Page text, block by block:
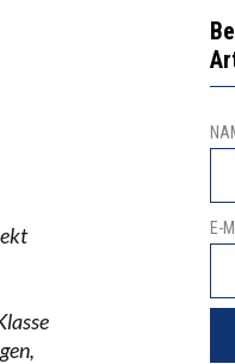
DIE INVESTITIONEN
E-